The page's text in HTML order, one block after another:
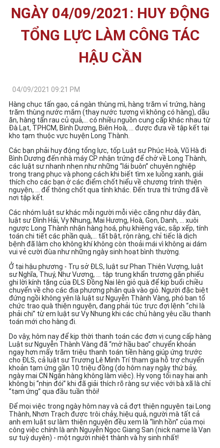
NGÀY 04/09/2021: HUY ĐỘNG
TỔNG LỰC LÀM CÔNG TÁC
HẬU CẦN
04/09/2021 09:21 PM
Hàng chục tấn gạo, cả ngàn thùng mì, hàng trăm vỉ trứng, hàng
trăm thùng nước mắm (thay nước tương vì không có hàng), dầu
ăn, hàng tấn rau củ quả,… có nhiều nguồn cung cấp khác nhau từ
Đà Lạt, TPHCM, Bình Dương, Biên Hoà, … được đưa về tập kết tại
kho tạm thuộc vực huyện Long Thành.
Các bạn phải huy động tổng lực, tốp Luật sư Phúc Hoà, Vũ Hà đi
Bình Dương đến nhà máy CP nhận trứng để chở về Long Thành,
các luật sư nhanh nhẹn như những “lái buôn” chuyên nghiệp
trong trang phục và phong cách khi biết tìm xe luồng xanh, giải
thích cho các bạn ở các điểm chốt hiểu về chương trình thiện
nguyện, ... để thông chốt qua tỉnh khác. Đến trưa thì trứng đã về
nơi tập kết.
Các nhóm luật sư khác mỗi người mỗi việc căng như dây đàn,
luật sư Đình Hải, Vy Nhung, Mai Hương, Hoà, Gọn, Danh, ... xuôi
ngược Long Thành nhận hàng hoá, phụ khiêng vác, sắp xếp, tính
toán chi tiết các phần quà,… tất bật, rộn ràng, chỉ tiếc là dịch
bệnh đã làm cho không khí không còn thoải mái vì không ai dám
vui vẻ cười đùa như những ngày sinh hoạt bình thường.
Ở tại hậu phương - Trụ sở ĐLS, luật sư Phan Thiên Vượng, luật
sư Nghĩa, Thuý, Như Vương, ... tập trung khẩn trương gắn phiếu
ghi lời kính tặng của ĐLS Đồng Nai lên giỏ quà để kịp buổi chiều
chuyển về cho các địa phương phân quà vào giỏ. Người đặc biệt
đứng ngồi không yên là luật sư Nguyễn Thành Vàng, phó ban tổ
chức trao quà thiện nguyện, đang phải túc trực đợi lệnh “chi là
phải chi” từ em luật sư Vy Nhung khi các chủ hàng yêu cầu thanh
toán mới cho hàng đi.
Do vậy, hôm nay để kịp thời thanh toán các đơn vị cung cấp hàng
Luật sư Nguyễn Thành Vàng đã “mở hầu bao” chuyển khoản
ngay hơn mấy trăm triệu thanh toán tiền hàng giúp ứng trước
cho ĐLS, cả luật sư Trương Lê Minh Trí tham gia hỗ trợ chuyển
khoản tạm ứng gần 10 triệu đồng (do hôm nay ngày thứ bảy,
ngày mai CN Ngân hàng không làm việc). Hy vọng tối nay hai anh
không bị “nhịn đói” khi đã giải thích rõ ràng sự việc với bà xã là chỉ
“tạm ứng” qua đầu tuần thôi!
Để mọi việc trong ngày hôm nay và cả đợt thiện nguyện tại Long
Thành, Nhơn Trạch được trôi chảy, hiệu quả, người mà tất cả
anh em luật sư làm thiện nguyện đều xem là “linh hồn” của mọi
công việc chính là anh Nguyễn Ngọc Giang San (nick name là Vạn
sự tuỳ duyên) - một người nhiệt thành và hy sinh nhất!